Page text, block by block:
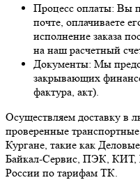
Процесс оплаты: Вы
почте, оплачиваете
исполнение заказа
на наш расчетный
Документы: Мы
закрывающих
фактура, акт).
Осуществляем доставку в
проверенные
Кургане, такие как
Байкал-Сервис, ПЭК,
России по тарифам ТК.